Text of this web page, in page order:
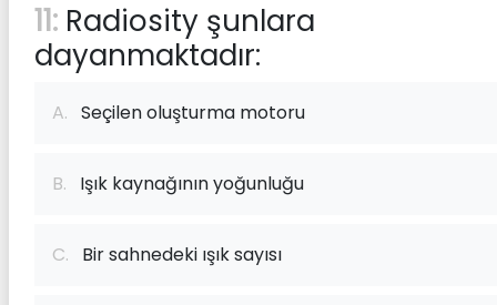
11: Radiosity şunlara
dayanmaktadır:
A. Seçilen oluşturma motoru
B. Işık kaynağının yoğunluğu
C. Bir sahnedeki ışık sayısı